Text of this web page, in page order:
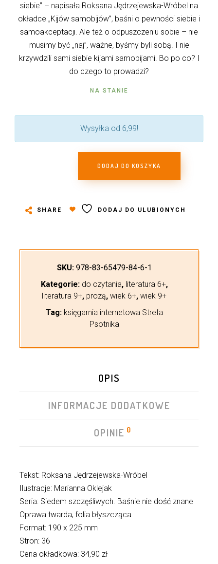
siebie” – napisała Roksana Jędrzejewska-Wróbel na
okładce „Kijów samobijów”, baśni o pewności siebie i
samoakceptacji. Ale też o odpuszczeniu sobie – nie
musimy być „naj”, ważne, byśmy byli sobą. I nie
krzywdzili sami siebie kijami samobijami. Bo po co? I
do czego to prowadzi?
NA STANIE
Wysyłka od 6,99!
DODAJ DO KOSZYKA
SHARE DODAJ DO ULUBIONYCH
SKU: 978-83-65479-84-6-1
Kategorie: do czytania, literatura 6+,
literatura 9+, prozą, wiek 6+, wiek 9+
Tag: księgarnia internetowa Strefa
Psotnika
OPIS
INFORMACJE DODATKOWE
OPINIE 0
Tekst: Roksana Jędrzejewska-Wróbel
Ilustracje: Marianna Oklejak
Seria: Siedem szczęśliwych. Baśnie nie dość znane
Oprawa twarda, folia błyszcząca
Format: 190 x 225 mm
Stron: 36
Cena okładkowa: 34,90 zł